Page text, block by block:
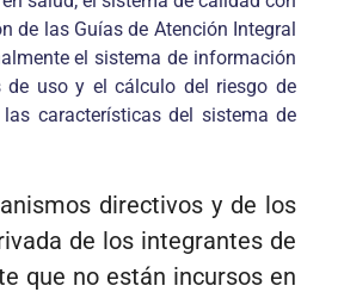
de las Guías de Atención Integral
el sistema de información
de uso y el cálculo del riesgo de
características del sistema de
directivos y de los
de los integrantes de
que no están incursos en